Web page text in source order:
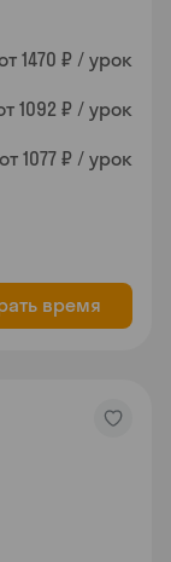
1470 ₽ / урок
1092 ₽ / урок
от 1077 ₽ / урок
время